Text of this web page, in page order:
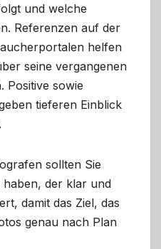
und welche
Referenzen auf der
helfen
seine vergangenen
Positive sowie
tieferen Einblick
sollten Sie
der klar und
damit das Ziel, das
genau nach Plan